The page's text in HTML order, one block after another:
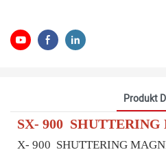
Produkt
SX- 900 SHUTTERING
X- 900 SHUTTERING